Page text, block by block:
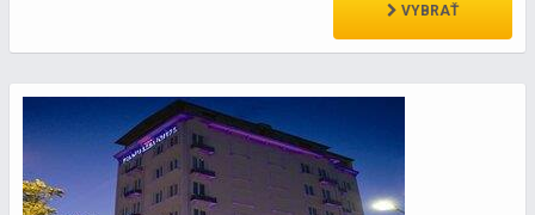
VYBRAŤ